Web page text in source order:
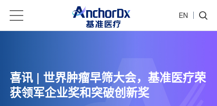
EN
喜讯 | 世界肿瘤早筛大会，基准医疗荣
获领军企业奖和突破创新奖